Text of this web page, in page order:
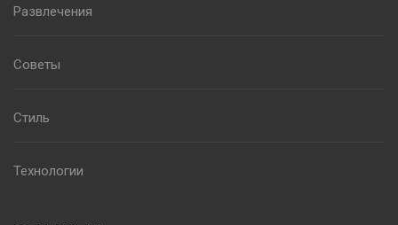
Развлечения
Советы
Стиль
Технологии